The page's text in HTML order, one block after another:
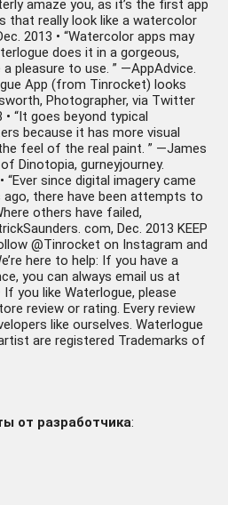
amaze you, as it’s the first app
that really look like a watercolor
2013 • “Watercolor apps may
does it in a gorgeous,
pleasure to use. ” —AppAdvice.
App (from Tinrocket) looks
Photographer, via Twitter
• “It goes beyond typical
because it has more visual
feel of the real paint. ” —James
Dinotopia, gurneyjourney.
“Ever since digital imagery came
there have been attempts to
others have failed,
com, Dec. 2013 KEEP
@Tinrocket on Instagram and
here to help: If you have a
you can always email us at
you like Waterlogue, please
review or rating. Every review
like ourselves. Waterlogue
are registered Trademarks of
от разработчика: